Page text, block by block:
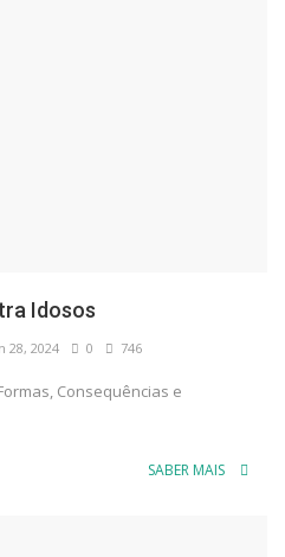
Idosos
28, 2024 0 746
Consequências e
SABER MAIS